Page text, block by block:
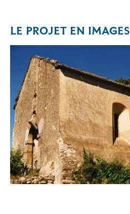
LE PROJET EN IMAGES